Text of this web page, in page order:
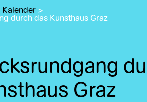
Kalender >
durch das Kunsthaus Graz
Graz